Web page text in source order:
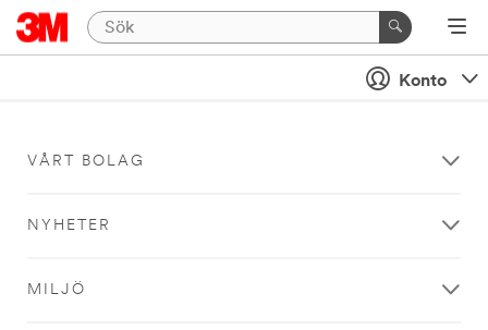
Konto
VÅRT BOLAG
NYHETER
MILJÖ